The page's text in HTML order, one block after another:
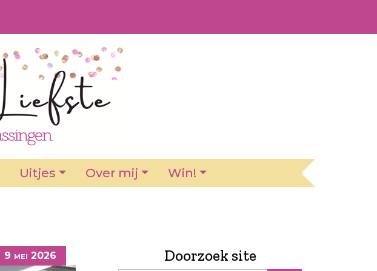
Uitjes Over mij Win!
9 mei 2026 Doorzoek site